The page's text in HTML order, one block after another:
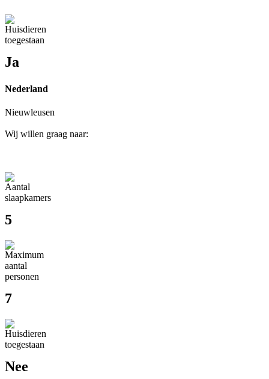
Ja
Nederland
Nieuwleusen
Wij willen graag naar:
5
7
Nee